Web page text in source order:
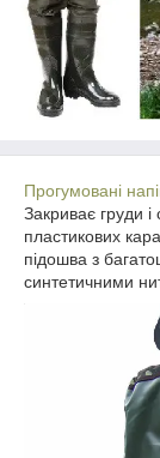
Прогумовані
Закриває груди
пластикових
підошва з
синтетичними